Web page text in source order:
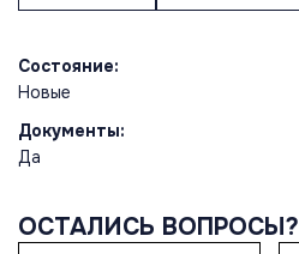
Состояние:
Новые
Документы:
Да
ОСТАЛИСЬ ВОПРОСЫ?